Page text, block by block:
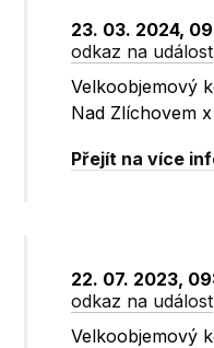
23. 03. 2024,
odkaz na událost
Velkoobjemový
Nad Zlíchovem
Přejít na více
22. 07. 2023,
odkaz na událost
Velkoobjemový